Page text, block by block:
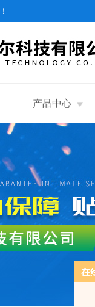
！
产品中心